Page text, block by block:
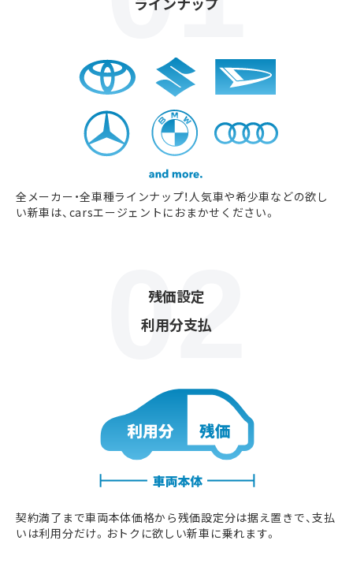
全メーカー・全車種ラインナップ！人気車や希少車などの欲し
い新車は、carsエージェントにおまかせください。
残価設定
利用分支払
契約満了まで車両本体価格から残価設定分は据え置きで、支払
いは利用分だけ。おトクに欲しい新車に乗れます。